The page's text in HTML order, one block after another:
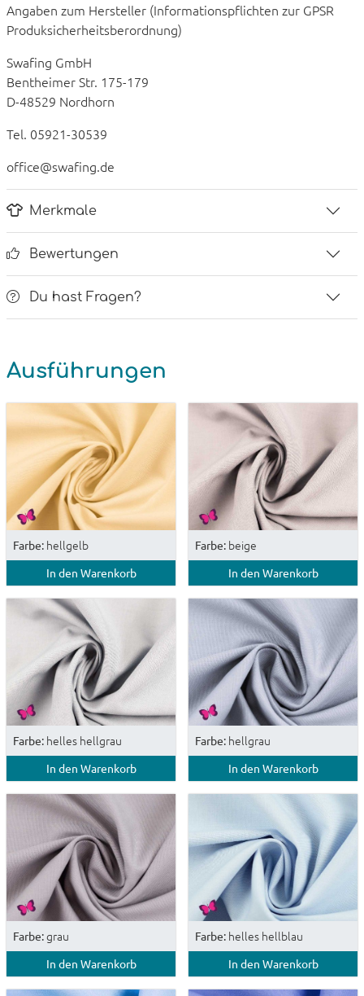
Angaben zum Hersteller (Informationspflichten zur GPSR
Produksicherheitsberordnung)
Swafing GmbH
Bentheimer Str. 175-179
D-48529 Nordhorn
Tel. 05921-30539
office@swafing.de
Merkmale
Bewertungen
Du hast Fragen?
Ausführungen
Farbe: hellgelb
In den Warenkorb
Farbe: beige
In den Warenkorb
Farbe: helles hellgrau
In den Warenkorb
Farbe: hellgrau
In den Warenkorb
Farbe:grau
In den Warenkorb
Farbe: helles hellblau
In den Warenkorb